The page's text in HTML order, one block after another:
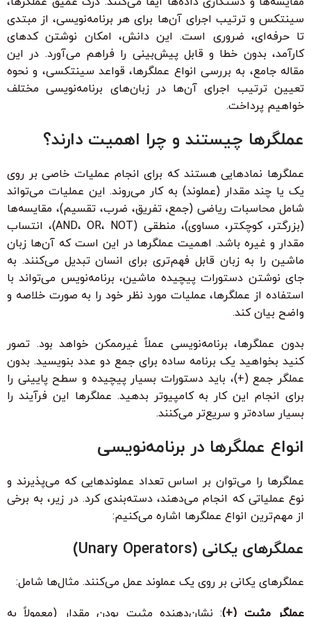
سینتکس و ترتیب اجرای آن‌ها برای هر برنامه‌نویسی، از مبتدی
تا حرفه‌ای، ضروری است. این دانش، امکان نوشتن کدهای
کارآمد، بدون خطا و قابل پیش‌بینی را فراهم می‌آورد. در این
مقاله جامع، به بررسی انواع عملگرها، قواعد سینتکسی، و نحوه
تعیین ترتیب اجرای آن‌ها در زبان‌های برنامه‌نویسی مختلف
خواهیم پرداخت.
عملگرها چیستند و چرا اهمیت دارند؟
عملگرها نمادهایی هستند که برای انجام عملیات خاصی بر روی
یک یا چند مقدار (عملوند) به کار می‌روند. این عملیات می‌تواند
شامل محاسبات ریاضی (جمع، تفریق، ضرب، تقسیم)، مقایسه‌ها
(بزرگتر، کوچکتر، مساوی)، منطقی (AND، OR، NOT)، انتساب
مقدار و غیره باشد. اهمیت عملگرها در این است که آن‌ها زبان
ماشین را به زبان قابل فهم‌تری برای انسان تبدیل می‌کنند. به
جای نوشتن دستورات پیچیده ماشین، برنامه‌نویس می‌تواند با
استفاده از عملگرها، عملیات مورد نظر خود را به صورت خلاصه و
واضح بیان کند.
بدون عملگرها، برنامه‌نویسی عملاً غیرممکن خواهد بود. تصور
کنید بخواهید یک برنامه ساده برای جمع دو عدد بنویسید. بدون
عملگر جمع (+)، باید دستورات بسیار پیچیده و سطح پایینی را
برای انجام این کار به کامپیوتر بدهید. عملگرها این فرآیند را
بسیار ساده‌تر و سریع‌تر می‌کنند.
انواع عملگرها در برنامه‌نویسی
عملگرها را می‌توان بر اساس تعداد عملوندهایی که می‌پذیرند و
نوع عملیاتی که انجام می‌دهند، دسته‌بندی کرد. در زیر، به برخی
از مهم‌ترین انواع عملگرها اشاره می‌کنیم:
عملگرهای یکانی (Unary Operators)
عملگرهای یکانی بر روی یک عملوند عمل می‌کنند. مثال‌ها شامل:
عملگر مثبت (+): نشان‌دهنده مثبت بودن مقدار (معمولاً به